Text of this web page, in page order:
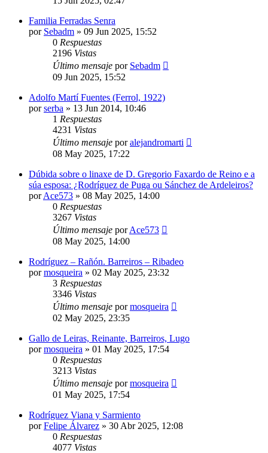
Familia Ferradas Senra
por Sebadm » 09 Jun 2025, 15:52
0 Respuestas
2196 Vistas
Último mensaje por Sebadm
09 Jun 2025, 15:52
Adolfo Martí Fuentes (Ferrol, 1922)
porserba » 13 Jun 2014, 10:46
1 Respuestas
4231 Vistas
Último mensaje poralejandromarti
08 May 2025, 17:22
Dúbida sobre o linaxe de D. Gregorio Faxardo de Reino e a
súa esposa: ¿Rodríguez de Puga ou Sánchez de Ardeleiros?
porAce573 » 08 May 2025, 14:00
0 Respuestas
3267 Vistas
Último mensaje porAce573
08 May 2025, 14:00
Rodríguez – Rañón. Barreiros – Ribadeo
pormosqueira » 02 May 2025, 23:32
3 Respuestas
3346 Vistas
Último mensaje pormosqueira
02 May 2025, 23:35
Gallo de Leiras, Reinante, Barreiros, Lugo
pormosqueira » 01 May 2025, 17:54
0 Respuestas
3213 Vistas
Último mensaje pormosqueira
01 May 2025, 17:54
Rodríguez Viana y Sarmiento
porFelipe Álvarez » 30 Abr 2025, 12:08
0 Respuestas
4077 Vistas